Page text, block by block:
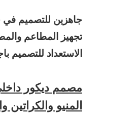
جاهزين للتصميم في
تجهيز المطاعم
الاستعداد للتصميم
مصمم ديكور
المنيو والكراتين